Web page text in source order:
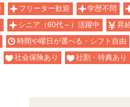
フリーター歓迎 学歴不問
シニア（60代～）活躍中 昇
時間や曜日が選べる・シフト自由
社会保険あり 社割・特典あり